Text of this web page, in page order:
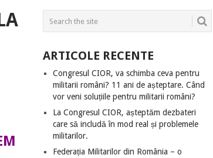
ARTICOLE RECENTE
Congresul CIOR, va schimba ceva pentru
militarii români? 11 ani de așteptare. Când
vor veni soluțiile pentru militarii români?
La Congresul CIOR, așteptăm dezbateri
care să includă în mod real și problemele
militarilor.
Federația Militarilor din România – o